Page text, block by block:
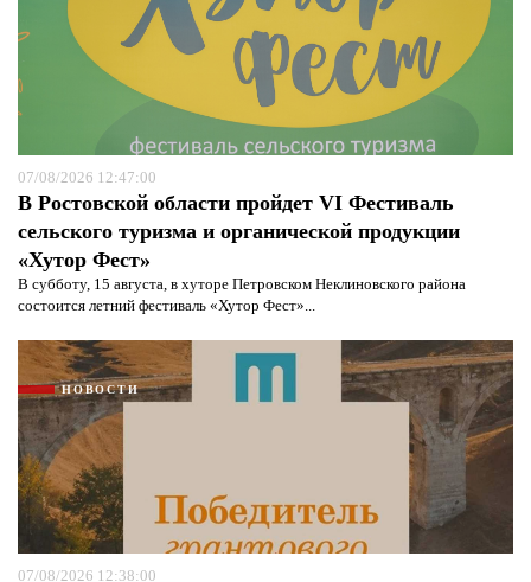
07/08/2026 12:47:00
В Ростовской области пройдет VI Фестиваль
сельского туризма и органической продукции
«Хутор Фест»
В субботу, 15 августа, в хуторе Петровском Неклиновского района
состоится летний фестиваль «Хутор Фест»...
НОВОСТИ
07/08/2026 12:38:00